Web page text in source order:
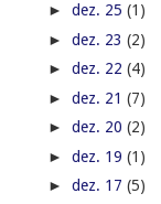
► dez. 25 (1)
► dez. 23 (2)
► dez. 22 (4)
► dez. 21 (7)
► dez. 20 (2)
► dez. 19 (1)
► dez. 17 (5)